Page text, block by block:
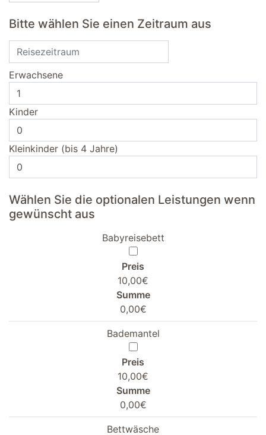
Bitte wählen Sie einen Zeitraum aus
Erwachsene
Kinder
Kleinkinder (bis 4 Jahre)
Wählen Sie die optionalen Leistungen wenn
gewünscht aus
Babyreisebett
Preis
10,00€
Summe
0,00€
Bademantel
Preis
10,00€
Summe
0,00€
Bettwäsche